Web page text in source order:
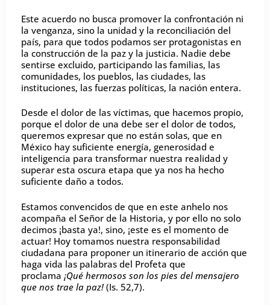
Este acuerdo no busca promover la confrontación ni
la venganza, sino la unidad y la reconciliación del
país, para que todos podamos ser protagonistas en
la construcción de la paz y la justicia. Nadie debe
sentirse excluido, participando las familias, las
comunidades, los pueblos, las ciudades, las
instituciones, las fuerzas políticas, la nación entera.
Desde el dolor de las víctimas, que hacemos propio,
porque el dolor de una debe ser el dolor de todos,
queremos expresar que no están solas, que en
México hay suficiente energía, generosidad e
inteligencia para transformar nuestra realidad y
superar esta oscura etapa que ya nos ha hecho
suficiente daño a todos.
Estamos convencidos de que en este anhelo nos
acompaña el Señor de la Historia, y por ello no solo
decimos ¡basta ya!, sino, ¡este es el momento de
actuar! Hoy tomamos nuestra responsabilidad
ciudadana para proponer un itinerario de acción que
haga vida las palabras del Profeta que
proclama ¡Qué hermosos son los pies del mensajero
que nos trae la paz!(Is. 52,7).